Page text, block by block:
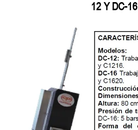
12 Y DC-16